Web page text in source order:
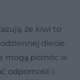
że kiwi to
diecie.
mogą pomóc w
odporność i